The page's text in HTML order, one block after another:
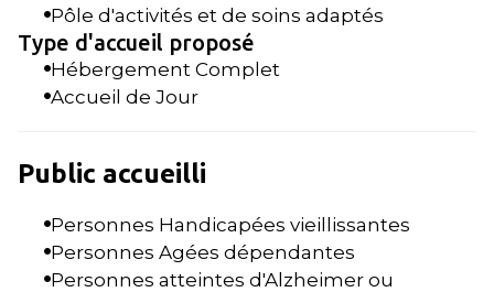
Pôle d'activités et de soins adaptés
Type d'accueil proposé
Hébergement Complet
Accueil de Jour
Public accueilli
Personnes Handicapées vieillissantes
Personnes Agées dépendantes
Personnes atteintes d'Alzheimer ou